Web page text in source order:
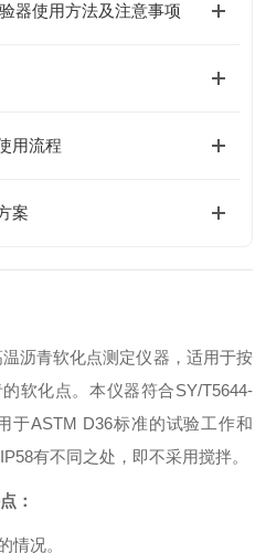
器使用方法及注意事项
用流程
案
沥青软化点测定仪器，适用于按
软化点。本仪器符合SY/T5644-
于ASTM D36标准的试验工作和
有不同之处，即不采用搅拌。
：
情况。